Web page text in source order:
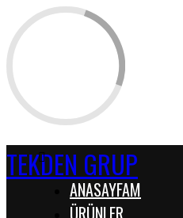
TEKDEN GRUP
ANASAYFAM